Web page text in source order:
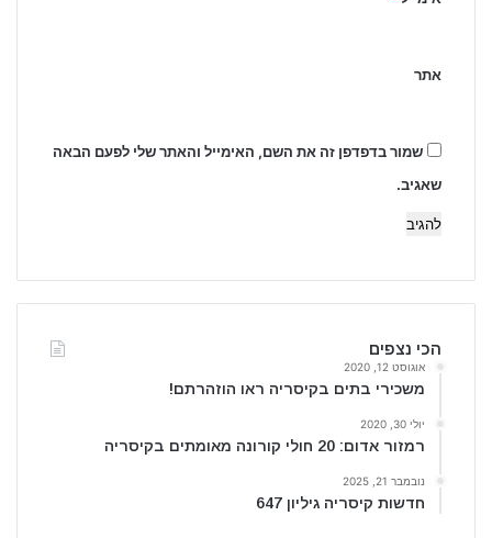
אתר
שמור בדפדפן זה את השם, האימייל והאתר שלי לפעם הבאה
שאגיב.
הכי נצפים
אוגוסט 12, 2020
משכירי בתים בקיסריה ראו הוזהרתם!
יולי 30, 2020
רמזור אדום: 20 חולי קורונה מאומתים בקיסריה
נובמבר 21, 2025
חדשות קיסריה גיליון 647